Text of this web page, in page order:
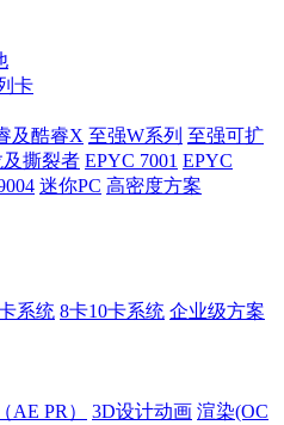
卡
及酷睿X 至强W系列 至强可扩
撕裂者 EPYC 7001 EPYC
迷你PC 高密度方案
系统 8卡10卡系统 企业级方案
AE PR） 3D设计动画 渲染(OC